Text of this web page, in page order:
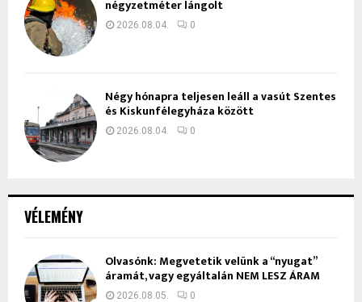
VÉLEMÉNY
Olvasónk: Megvetetik velünk a “nyugat”
áramát, vagy egyáltalán NEM LESZ ÁRAM
2026.08.05. 0
négyzetméter lángolt
2026.08.04. 0
Négy hónapra teljesen leáll a vasút Szentes
és Kiskunfélegyháza között
2026.08.04. 0